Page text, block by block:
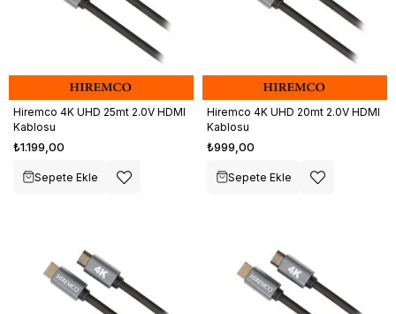
Hiremco 4K UHD 25mt 2.0V HDMI
Kablosu
₺1.199,00
Sepete Ekle
Hiremco 4K UHD 20mt 2.0V HDMI
Kablosu
₺999,00
Sepete Ekle